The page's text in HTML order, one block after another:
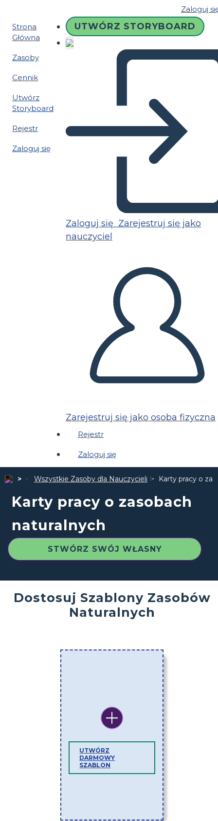
Zaloguj
Strona
Główna
Zasoby
Cennik
Utwórz
Storyboard
Rejestr
Zaloguj się
UTWÓRZ STORYBOARD
Zaloguj się Zarejestruj się jako
nauczyciel
Zarejestruj się jako osoba fizyczna
Rejestr
Zaloguj się
Wszystkie Zasoby dla Nauczycieli Karty pracy o
Karty pracy o zasobach
naturalnych
STWÓRZ SWÓJ WŁASNY
Dostosuj Szablony Zasobów
Naturalnych
UTWÓRZ
DARMOWY
SZABLON